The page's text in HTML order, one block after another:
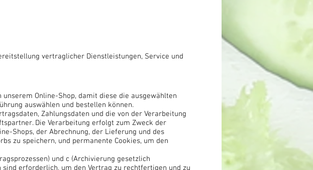
vertraglicher Dienstleistungen, Service und
Online-Shop, damit diese die ausgewählten
auswählen und bestellen können.
Zahlungsdaten und die von der Verarbeitung
Die Verarbeitung erfolgt zum Zweck der
Shops, der Abrechnung, der Lieferung und des
zu speichern, und permanente Cookies, um den
und c (Archivierung gesetzlich
erforderlich, um den Vertrag zu rechtfertigen und zu